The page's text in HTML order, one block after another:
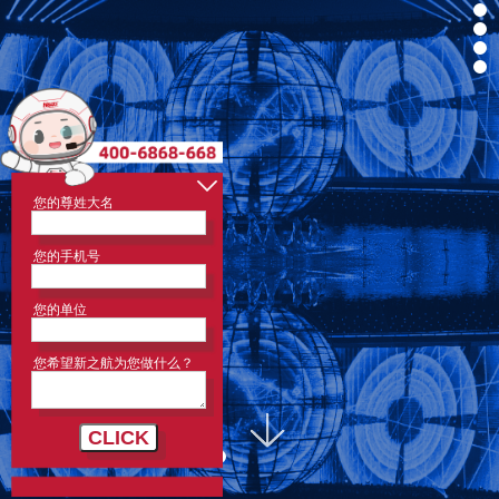
您的尊姓大名
您的手机号
您的单位
您希望新之航为您做什么？
CLICK